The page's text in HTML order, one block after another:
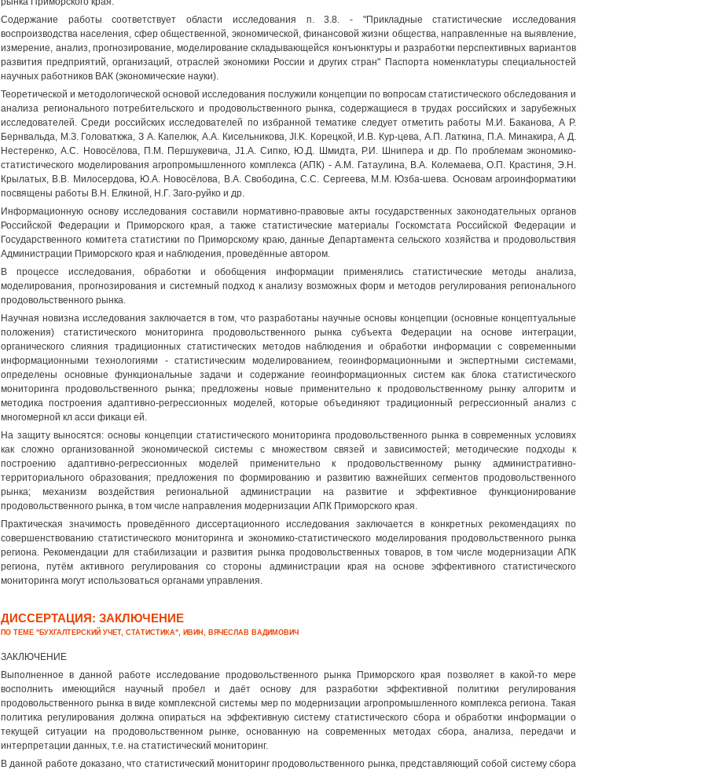
Содержание работы соответствует области исследования п. 3.8. - "Прикладные статистические исследования
воспроизводства населения, сфер общественной, экономической, финансовой жизни общества, направленные на выявление,
измерение, анализ, прогнозирование, моделирование складывающейся конъюнктуры и разработки перспективных вариантов
развития предприятий, организаций, отраслей экономики России и других стран" Паспорта номенклатуры специальностей
научных работников ВАК (экономические науки).
Теоретической и методологической основой исследования послужили концепции по вопросам статистического обследования и
анализа регионального потребительского и продовольственного рынка, содержащиеся в трудах российских и зарубежных
исследователей. Среди российских исследователей по избранной тематике следует отметить работы М.И. Баканова, А Р.
Бернвальда, М.З. Головаткжа, З А. Капелюк, А.А. Кисельникова, JI.K. Корецкой, И.В. Кур-цева, А.П. Латкина, П.А. Минакира, А Д.
Нестеренко, А.С. Новосёлова, П.М. Першукевича, J1.A. Сипко, Ю.Д. Шмидта, Р.И. Шнипера и др. По проблемам экономико-
статистического моделирования агропромышленного комплекса (АПК) - A.M. Гатаулина, В.А. Колемаева, О.П. Крастиня, Э.Н.
Крылатых, В.В. Милосердова, Ю.А. Новосёлова, В.А. Свободина, С.С. Сергеева, М.М. Юзба-шева. Основам агроинформатики
посвящены работы В.Н. Елкиной, Н.Г. Заго-руйко и др.
Информационную основу исследования составили нормативно-правовые акты государственных законодательных органов
Российской Федерации и Приморского края, а также статистические материалы Госкомстата Российской Федерации и
Государственного комитета статистики по Приморскому краю, данные Департамента сельского хозяйства и продовольствия
Администрации Приморского края и наблюдения, проведённые автором.
В процессе исследования, обработки и обобщения информации применялись статистические методы анализа,
моделирования, прогнозирования и системный подход к анализу возможных форм и методов регулирования регионального
продовольственного рынка.
Научная новизна исследования заключается в том, что разработаны научные основы концепции (основные концептуальные
положения) статистического мониторинга продовольственного рынка субъекта Федерации на основе интеграции,
органического слияния традиционных статистических методов наблюдения и обработки информации с современными
информационными технологиями - статистическим моделированием, геоинформационными и экспертными системами,
определены основные функциональные задачи и содержание геоинформационных систем как блока статистического
мониторинга продовольственного рынка; предложены новые применительно к продовольственному рынку алгоритм и
методика построения адаптивно-регрессионных моделей, которые объединяют традиционный регрессионный анализ с
многомерной кл асси фикаци ей.
На защиту выносятся: основы концепции статистического мониторинга продовольственного рынка в современных условиях
как сложно организованной экономической системы с множеством связей и зависимостей; методические подходы к
построению адаптивно-регрессионных моделей применительно к продовольственному рынку административно-
территориального образования; предложения по формированию и развитию важнейших сегментов продовольственного
рынка; механизм воздействия региональной администрации на развитие и эффективное функционирование
продовольственного рынка, в том числе направления модернизации АПК Приморского края.
Практическая значимость проведённого диссертационного исследования заключается в конкретных рекомендациях по
совершенствованию статистического мониторинга и экономико-статистического моделирования продовольственного рынка
региона. Рекомендации для стабилизации и развития рынка продовольственных товаров, в том числе модернизации АПК
региона, путём активного регулирования со стороны администрации края на основе эффективного статистического
мониторинга могут использоваться органами управления.
ДИССЕРТАЦИЯ: ЗАКЛЮЧЕНИЕ
ПО ТЕМЕ "БУХГАЛТЕРСКИЙ УЧЕТ, СТАТИСТИКА", ИВИН, ВЯЧЕСЛАВ ВАДИМОВИЧ
ЗАКЛЮЧЕНИЕ
Выполненное в данной работе исследование продовольственного рынка Приморского края позволяет в какой-то мере
восполнить имеющийся научный пробел и даёт основу для разработки эффективной политики регулирования
продовольственного рынка в виде комплексной системы мер по модернизации агропромышленного комплекса региона. Такая
политика регулирования должна опираться на эффективную систему статистического сбора и обработки информации о
текущей ситуации на продовольственном рынке, основанную на современных методах сбора, анализа, передачи и
интерпретации данных, т.е. на статистический мониторинг.
В данной работе доказано, что статистический мониторинг продовольственного рынка, представляющий собой систему сбора